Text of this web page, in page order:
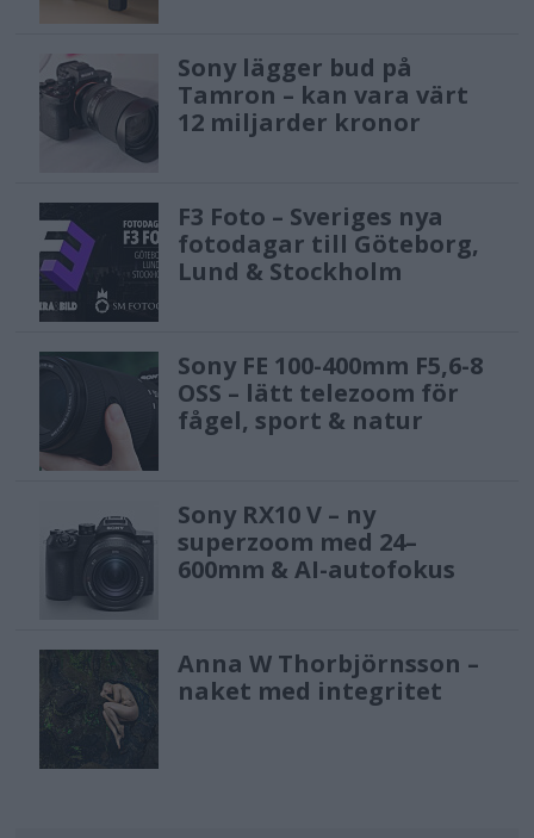
Sony lägger bud på
Tamron – kan vara värt
12 miljarder kronor
F3 Foto – Sveriges nya
fotodagar till Göteborg,
Lund & Stockholm
Sony FE 100-400mm F5,6-8
OSS – lätt telezoom för
fågel, sport & natur
Sony RX10 V – ny
superzoom med 24–
600mm & AI-autofokus
Anna W Thorbjörnsson –
naket med integritet